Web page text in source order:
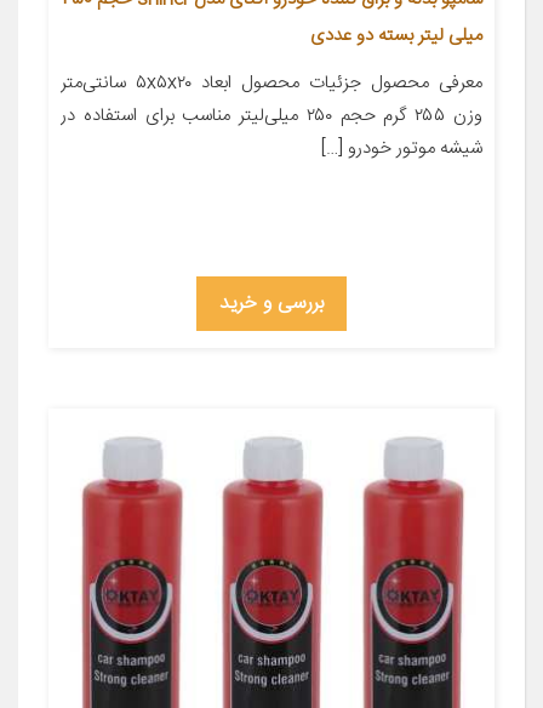
میلی لیتر بسته دو عددی
معرفی محصول جزئیات محصول ابعاد ۵x۵x۲۰ سانتی‌متر
وزن ۲۵۵ گرم حجم ۲۵۰ میلی‌لیتر مناسب برای استفاده در
شیشه موتور خودرو […]
بررسی و خرید